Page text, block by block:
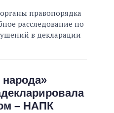
правопорядка
расследование по
в декларации
– НАПК